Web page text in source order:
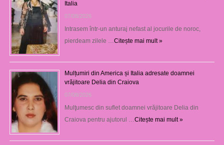
Italia
07/08/2026
Intrasem într-un anturaj nefast al jocurile de noroc,
pierdeam zilele …Citește mai mult »
Mulțumiri din America și Italia adresate doamnei
vrăjitoare Delia din Craiova
07/08/2026
Mulţumesc din suflet doamnei vrăjitoare Delia din
Craiova pentru ajutorul …Citește mai mult »